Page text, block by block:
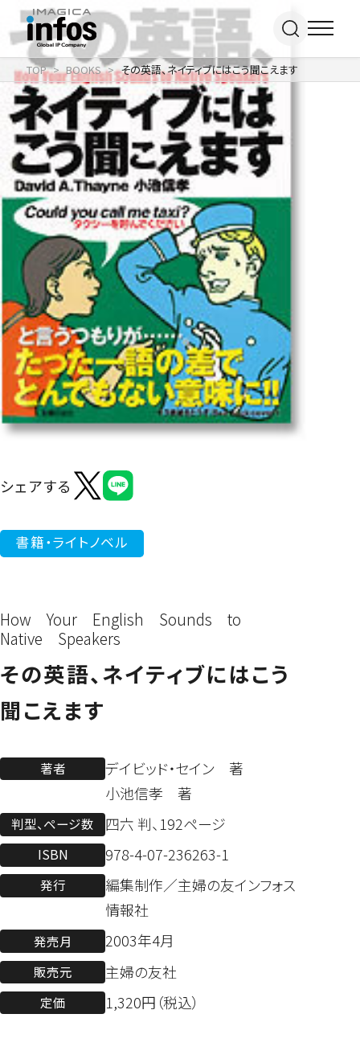
IP / MEDIA
事業紹介 TOP
出版事業
ライトアニメ事業
メディア事業
イベント事業／
配信事業
アパレル事業
COMPANY
会社情報 TOP
企業理念
会社概要
アクセス
沿革
RECRUIT
採用情報 TOP
新卒採用
中途・
アルバイト採用
よくあるご質問
ONLINE SHOP
TOP BOOKS その英語、ネイティブにはこう聞こえます
シェアする
書籍・ライトノベル
How Your English Sounds to
Native Speakers
その英語、ネイティブにはこう
聞こえます
著者
デイビッド・セイン 著
小池信孝 著
判型、ページ数 四六 判、192ページ
ISBN 978-4-07-236263-1
発行
編集制作／主婦の友インフォス
情報社
発売月 2003年4月
販売元 主婦の友社
定価 1,320円（税込）